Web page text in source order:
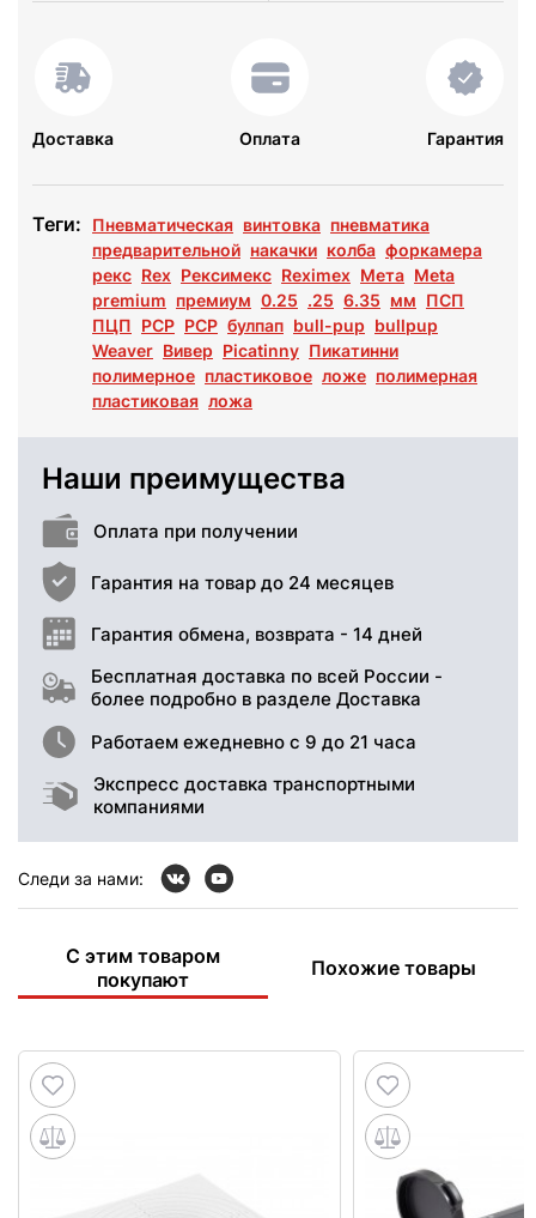
Доставка Оплата Гарантия
Теги: Пневматическая винтовка пневматика
предварительной накачки колба форкамера
рекс Rex Рексимекс Reximex Мета Meta
premium премиум 0.25 .25 6.35 мм ПСП
ПЦП PCP РСР булпап bull-pup bullpup
Weaver Вивер Picatinny Пикатинни
полимерное пластиковое ложе полимерная
пластиковая ложа
Наши преимущества
Оплата при получении
Гарантия на товар до 24 месяцев
Гарантия обмена, возврата - 14 дней
Бесплатная доставка по всей России -
более подробно в разделе Доставка
Работаем ежедневно с 9 до 21 часа
Экспресс доставка транспортными
компаниями
Следи за нами:
С этим товаром
покупают
Похожие товары